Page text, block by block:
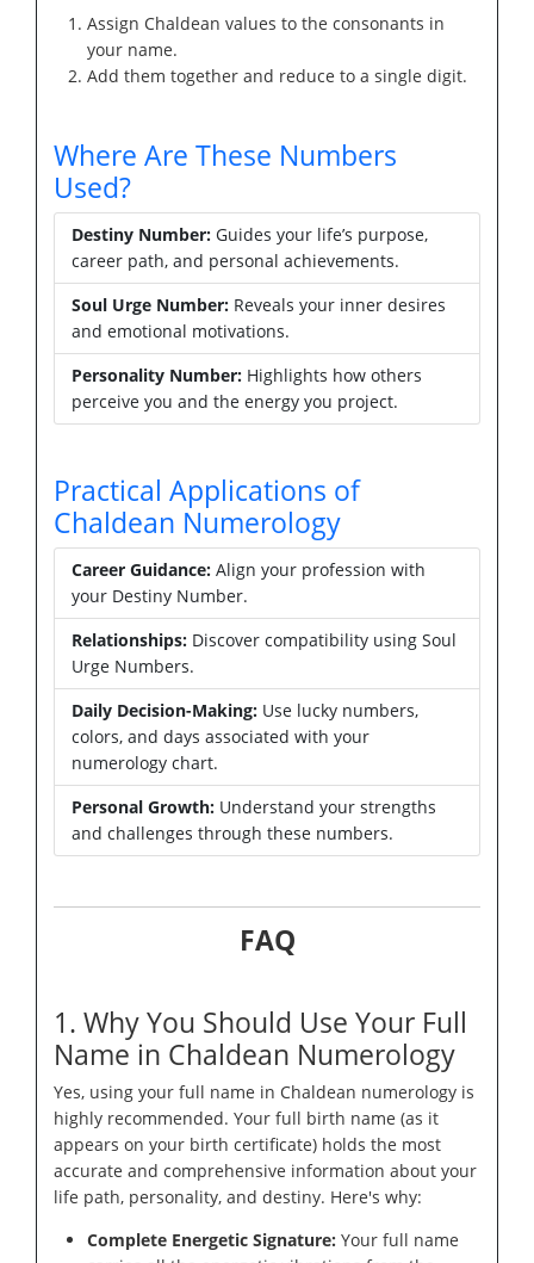
Assign Chaldean values to the consonants in
your name.
Add them together and reduce to a single digit.
Where Are These Numbers
Used?
Destiny Number: Guides your life’s purpose,
career path, and personal achievements.
Soul Urge Number: Reveals your inner desires
and emotional motivations.
Personality Number: Highlights how others
perceive you and the energy you project.
Practical Applications of
Chaldean Numerology
Career Guidance: Align your profession with
your Destiny Number.
Relationships: Discover compatibility using Soul
Urge Numbers.
Daily Decision-Making: Use lucky numbers,
colors, and days associated with your
numerology chart.
Personal Growth: Understand your strengths
and challenges through these numbers.
FAQ
1. Why You Should Use Your Full
Name in Chaldean Numerology
Yes, using your full name in Chaldean numerology is
highly recommended. Your full birth name (as it
appears on your birth certificate) holds the most
accurate and comprehensive information about your
life path, personality, and destiny. Here's why:
Complete Energetic Signature: Your full name